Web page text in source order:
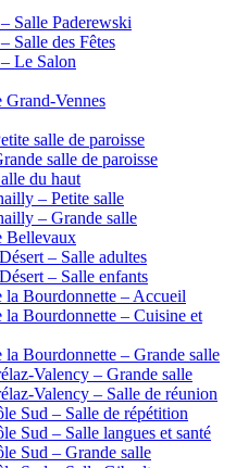
Salle Paderewski
Salle des Fêtes
Le Salon
Grand-Vennes
salle de paroisse
salle de paroisse
du haut
– Petite salle
– Grande salle
Bellevaux
– Salle adultes
– Salle enfants
la Bourdonnette – Accueil
la Bourdonnette – Cuisine et
Bourdonnette – Grande salle
Valency – Grande salle
Valency – Salle de réunion
Sud – Salle de répétition
Sud – Salle langues et santé
Sud – Grande salle